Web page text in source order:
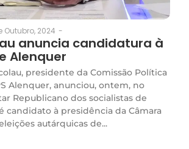
Outubro, 2024 -
anuncia candidatura à
Alenquer
presidente da Comissão Política
Alenquer, anunciou, ontem, no
Republicano dos socialistas de
candidato à presidência da Câmara
autárquicas de...